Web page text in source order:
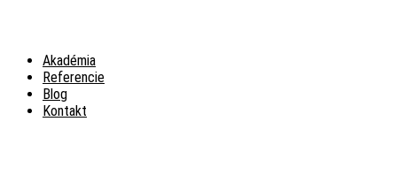
Akadémia
Referencie
Blog
Kontakt